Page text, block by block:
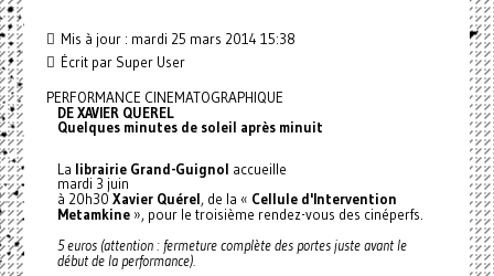
Mis à jour : mardi 25 mars 2014 15:38
Écrit par Super User
PERFORMANCE CINEMATOGRAPHIQUE
DE XAVIER QUEREL
Quelques minutes de soleil après minuit
La librairie Grand-Guignol accueille
mardi 3 juin
à 20h30Xavier Quérel, de la « Cellule d'Intervention
Metamkine», pour le troisième rendez-vous des cinéperfs.
5 euros (attention : fermeture complète des portes juste avant le
début de la performance).